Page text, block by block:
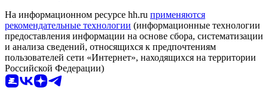
На информационном ресурсе hh.ru применяются
рекомендательные технологии (информационные технологии
предоставления информации на основе сбора, систематизации
и анализа сведений, относящихся к предпочтениям
пользователей сети «Интернет», находящихся на территории
Российской Федерации)